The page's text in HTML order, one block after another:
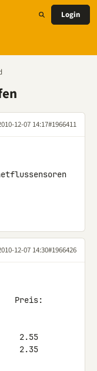
Login
12-07 14:17#1966411
12-07 14:30#1966426
Preis:
2.55
2.35